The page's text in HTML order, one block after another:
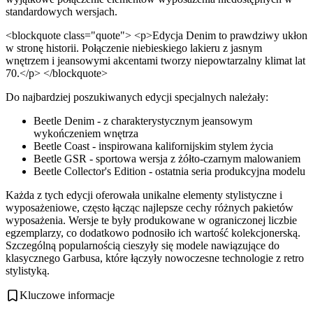
standardowych wersjach.
<blockquote class="quote"> <p>Edycja Denim to prawdziwy ukłon
w stronę historii. Połączenie niebieskiego lakieru z jasnym
wnętrzem i jeansowymi akcentami tworzy niepowtarzalny klimat lat
70.</p> </blockquote>
Do najbardziej poszukiwanych edycji specjalnych należały:
Beetle Denim - z charakterystycznym jeansowym
wykończeniem wnętrza
Beetle Coast - inspirowana kalifornijskim stylem życia
Beetle GSR - sportowa wersja z żółto-czarnym malowaniem
Beetle Collector's Edition - ostatnia seria produkcyjna modelu
Każda z tych edycji oferowała unikalne elementy stylistyczne i
wyposażeniowe, często łącząc najlepsze cechy różnych pakietów
wyposażenia. Wersje te były produkowane w ograniczonej liczbie
egzemplarzy, co dodatkowo podnosiło ich wartość kolekcjonerską.
Szczególną popularnością cieszyły się modele nawiązujące do
klasycznego Garbusa, które łączyły nowoczesne technologie z retro
stylistyką.
Kluczowe informacje